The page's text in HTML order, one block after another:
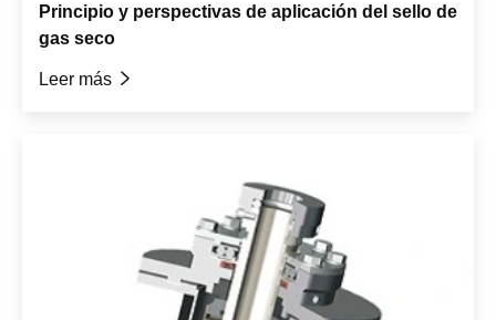
Principio y perspectivas de aplicación del sello de
gas seco
Leer más 